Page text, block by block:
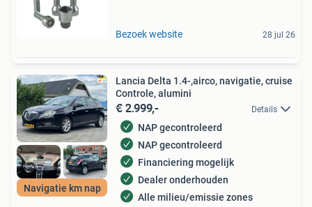
Bezoek website 28 jul 26
Navigatie km nap
Lancia Delta 1.4-,airco, navigatie, cruise
Controle, alumini
€ 2.999,- Details
NAP gecontroleerd
NAP gecontroleerd
Financiering mogelijk
Dealer onderhouden
Alle milieu/emissie zones